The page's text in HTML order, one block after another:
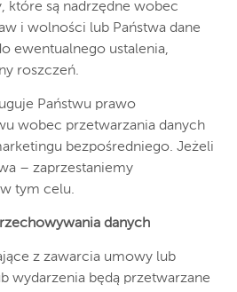
które są nadrzędne wobec
i wolności lub Państwa dane
ewentualnego ustalenia,
roszczeń.
Państwu prawo
wobec przetwarzania danych
bezpośredniego. Jeżeli
– zaprzestaniemy
tym celu.
danych
z zawarcia umowy lub
wydarzenia będą przetwarzane